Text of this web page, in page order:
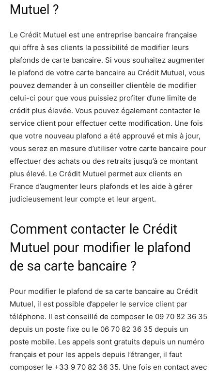
Mutuel ?
Le Crédit Mutuel est une entreprise bancaire française
qui offre à ses clients la possibilité de modifier leurs
plafonds de carte bancaire. Si vous souhaitez augmenter
le plafond de votre carte bancaire au Crédit Mutuel, vous
pouvez demander à un conseiller clientèle de modifier
celui-ci pour que vous puissiez profiter d’une limite de
crédit plus élevée. Vous pouvez également contacter le
service client pour effectuer cette modification. Une fois
que votre nouveau plafond a été approuvé et mis à jour,
vous serez en mesure d’utiliser votre carte bancaire pour
effectuer des achats ou des retraits jusqu’à ce montant
plus élevé. Le Crédit Mutuel permet aux clients en
France d’augmenter leurs plafonds et les aide à gérer
judicieusement leur compte et leur argent.
Comment contacter le Crédit
Mutuel pour modifier le plafond
de sa carte bancaire ?
Pour modifier le plafond de sa carte bancaire au Crédit
Mutuel, il est possible d’appeler le service client par
téléphone. Il est conseillé de composer le 09 70 82 36 35
depuis un poste fixe ou le 06 70 82 36 35 depuis un
poste mobile. Les appels sont gratuits depuis un numéro
français et pour les appels depuis l’étranger, il faut
composer le +33 9 70 82 36 35. Une fois en contact avec